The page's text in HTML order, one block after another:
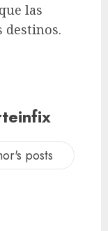
las
destinos.
posts